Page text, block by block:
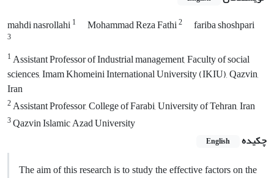
mahdi nasrollahi1 Mohammad Reza Fathi2 fariba shoshpari
3
1Assistant Professor of Industrial management, Faculty of social
sciences, Imam Khomeini International University (IKIU), Qazvin,
Iran
2Assistant Professor, College of Farabi, University of Tehran, Iran
3Qazvin Islamic Azad University
چکیده
English
The aim of this research is to study the effective factors on the